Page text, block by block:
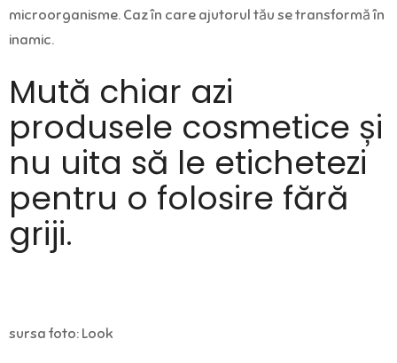
microorganisme. Caz în care ajutorul tău se transformă în
inamic.
Mută chiar azi
produsele cosmetice și
nu uita să le etichetezi
pentru o folosire fără
griji.
sursa foto: Look